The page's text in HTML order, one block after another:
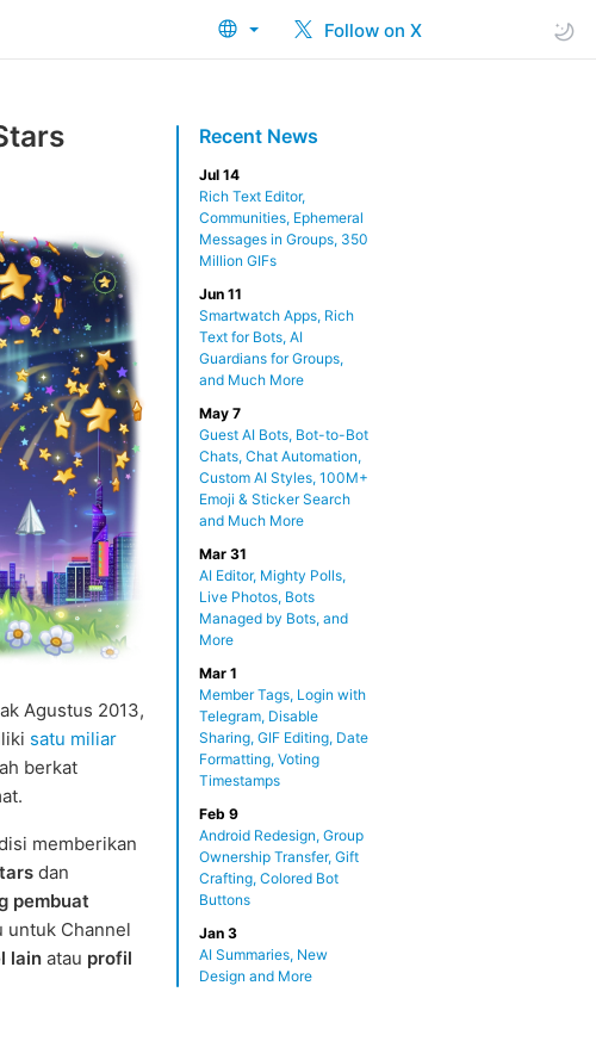
Follow on X
Recent News
Jul 14
Rich Text Editor,
Communities, Ephemeral
Messages in Groups, 350
Million GIFs
Jun 11
Smartwatch Apps, Rich
Text for Bots, AI
Guardians for Groups,
and Much More
May 7
Guest AI Bots, Bot-to-Bot
Chats, Chat Automation,
Custom AI Styles, 100M+
Emoji & Sticker Search
and Much More
Mar 31
AI Editor, Mighty Polls,
Live Photos, Bots
Managed by Bots, and
More
Mar 1
Member Tags, Login with
Telegram, Disable
Sharing, GIF Editing, Date
Formatting, Voting
Timestamps
Feb 9
Android Redesign, Group
Ownership Transfer, Gift
Crafting, Colored Bot
Buttons
Jan 3
AI Summaries, New
Design and More
Agustus 2013,
satu miliar
berkat
memberikan
dan
pembuat
untuk Channel
lain atau profil